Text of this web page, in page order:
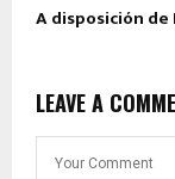
A disposición de
LEAVE A